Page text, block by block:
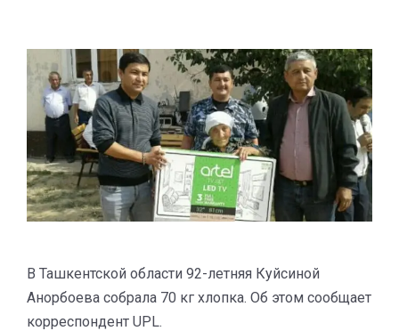
В Ташкентской области 92-летняя Куйсиной
Анорбоева собрала 70 кг хлопка. Об этом сообщает
корреспондент UPL.